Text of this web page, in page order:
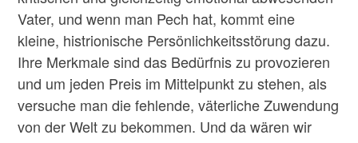
Vater, und wenn man Pech hat, kommt eine
kleine, histrionische Persönlichkeitsstörung dazu.
Ihre Merkmale sind das Bedürfnis zu provozieren
und um jeden Preis im Mittelpunkt zu stehen, als
versuche man die fehlende, väterliche Zuwendung
von der Welt zu bekommen. Und da wären wir